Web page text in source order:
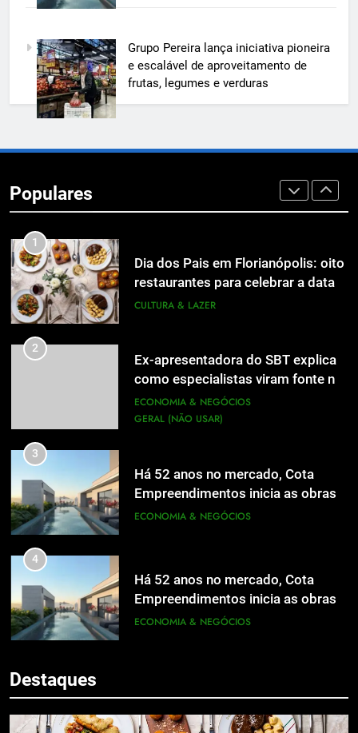
Grupo Pereira lança iniciativa pioneira
e escalável de aproveitamento de
frutas, legumes e verduras
Populares
A 6ª edição do Prêmio ACI OCESC
de Jornalismo está com as
inscrições abertas
UTILIDADE PÚBLICA
A 6ª edição do Prêmio ACI OCESC
de Jornalismo está com as
1
Dia dos Pais em Florianópolis: oito
restaurantes para celebrar a data
em família
CULTURA & LAZER
2
Ex-apresentadora do SBT explica
como especialistas viram fonte na
mídia
ECONOMIA & NEGÓCIOS
GERAL (NÃO USAR)
3
Há 52 anos no mercado, Cota
Empreendimentos inicia as obras
do Cota 365 e apresenta uma nova
ECONOMIA & NEGÓCIOS
4
Há 52 anos no mercado, Cota
Empreendimentos inicia as obras
do Cota 365 e apresenta uma nova
ECONOMIA & NEGÓCIOS
aproveitamento de frutas, legumes
ECONOMIA & NEGÓCIOS
Destaques
5
e verduras
ECONOMIA & NEGÓCIOS